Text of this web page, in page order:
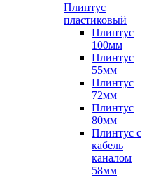
Плинтус
пластиковый
Плинтус
100мм
Плинтус
55мм
Плинтус
72мм
Плинтус
80мм
Плинтус с
кабель
каналом
58мм